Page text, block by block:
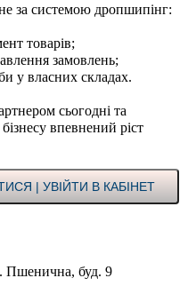
за системою дропшипінг:
товарів;
замовлень;
у власних складах.
сьогодні та
впевнений ріст
| УВІЙТИ В КАБІНЕТ
Пшенична, буд. 9